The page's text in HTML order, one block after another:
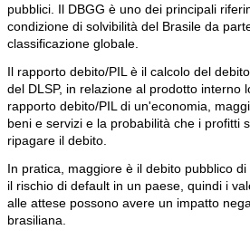
pubblici. Il DBGG è uno dei principali
condizione di solvibilità del Brasile da
classificazione globale.
Il rapporto debito/PIL è il calcolo del
del DLSP, in relazione al prodotto interno
rapporto debito/PIL di un'economia,
beni e servizi e la probabilità che i profitti
ripagare il debito.
In pratica, maggiore è il debito pubblico
il rischio di default in un paese, quindi i
alle attese possono avere un impatto
brasiliana.